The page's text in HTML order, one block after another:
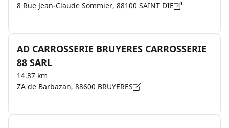
8 Rue Jean-Claude Sommier, 88100 SAINT DIE
AD CARROSSERIE BRUYERES CARROSSERIE
88 SARL
14.87 km
ZA de Barbazan, 88600 BRUYERES